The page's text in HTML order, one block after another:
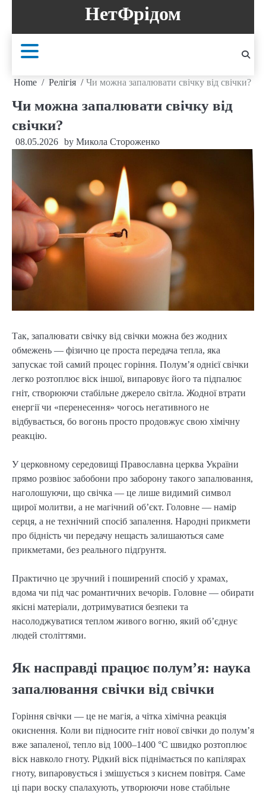
content
НетФрідом
Home Релігія Чи можна запалювати свічку від свічки?
Чи можна запалювати свічку від
свічки?
08.05.2026 by Микола Стороженко
Так, запалювати свічку від свічки можна без жодних
обмежень — фізично це проста передача тепла, яка
запускає той самий процес горіння. Полум’я однієї свічки
легко розтоплює віск іншої, випаровує його та підпалює
гніт, створюючи стабільне джерело світла. Жодної втрати
енергії чи «перенесення» чогось негативного не
відбувається, бо вогонь просто продовжує свою хімічну
реакцію.
У церковному середовищі Православна церква України
прямо розвіює забобони про заборону такого запалювання,
наголошуючи, що свічка — це лише видимий символ
щирої молитви, а не магічний об’єкт. Головне — намір
серця, а не технічний спосіб запалення. Народні прикмети
про бідність чи передачу нещасть залишаються саме
прикметами, без реального підґрунтя.
Практично це зручний і поширений спосіб у храмах,
вдома чи під час романтичних вечорів. Головне — обирати
якісні матеріали, дотримуватися безпеки та
насолоджуватися теплом живого вогню, який об’єднує
людей століттями.
Як насправді працює полум’я: наука
запалювання свічки від свічки
Горіння свічки — це не магія, а чітка хімічна реакція
окиснення. Коли ви підносите гніт нової свічки до полум’я
вже запаленої, тепло від 1000–1400 °C швидко розтоплює
віск навколо гноту. Рідкий віск піднімається по капілярах
гноту, випаровується і змішується з киснем повітря. Саме
ці пари воску спалахують, утворюючи нове стабільне